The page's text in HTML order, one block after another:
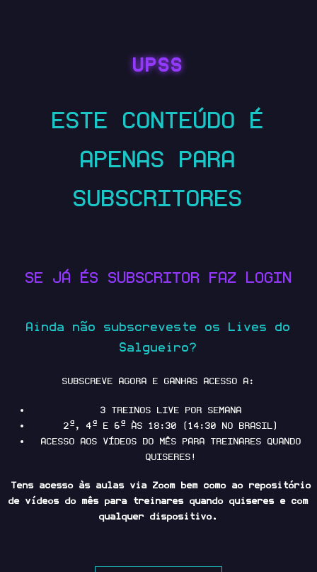
UPSS
ESTE CONTEÚDO É
APENAS PARA
SUBSCRITORES
SE JÁ ÉS SUBSCRITOR FAZ LOGIN
Ainda não subscreveste os Lives do
Salgueiro?
SUBSCREVE AGORA E GANHAS ACESSO A:
3 TREINOS LIVE POR SEMANA
2ª, 4ª E 6ª ÀS 18:30 (14:30 NO BRASIL)
ACESSO AOS VÍDEOS DO MÊS PARA TREINARES QUANDO
QUISERES!
Tens acesso às aulas via Zoom bem como ao repositório
de vídeos do mês para treinares quando quiseres e com
qualquer dispositivo.